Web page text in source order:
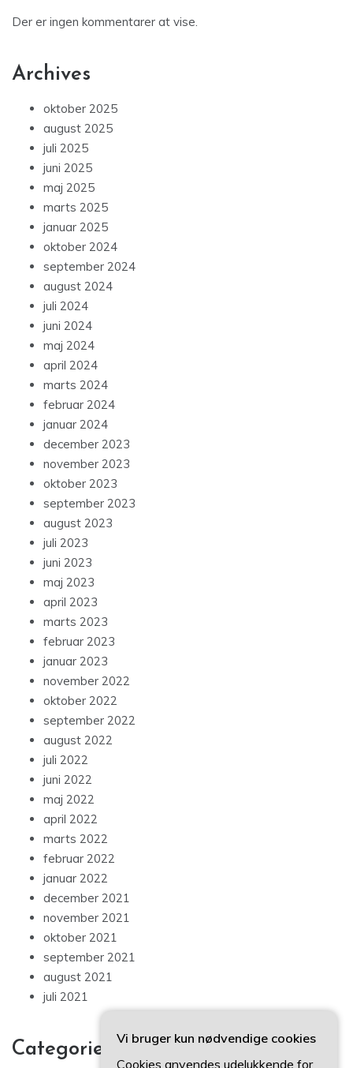
Der er ingen kommentarer at vise.
Archives
oktober 2025
august 2025
juli 2025
juni 2025
maj 2025
marts 2025
januar 2025
oktober 2024
september 2024
august 2024
juli 2024
juni 2024
maj 2024
april 2024
marts 2024
februar 2024
januar 2024
december 2023
november 2023
oktober 2023
september 2023
august 2023
juli 2023
juni 2023
maj 2023
april 2023
marts 2023
februar 2023
januar 2023
november 2022
oktober 2022
september 2022
august 2022
juli 2022
juni 2022
maj 2022
april 2022
marts 2022
februar 2022
januar 2022
december 2021
november 2021
oktober 2021
september 2021
august 2021
juli 2021
Categories
Vi bruger kun nødvendige cookies
Cookies anvendes udelukkende for